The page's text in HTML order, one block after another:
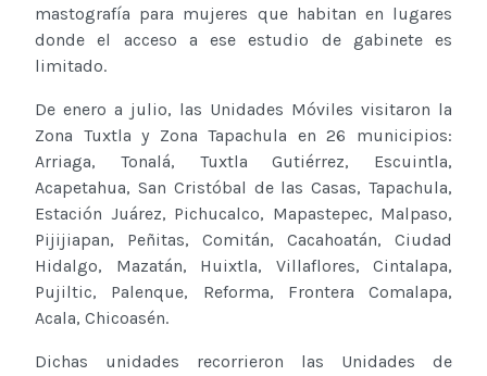
mastografía para mujeres que habitan en lugares
donde el acceso a ese estudio de gabinete es
limitado.
De enero a julio, las Unidades Móviles visitaron la
Zona Tuxtla y Zona Tapachula en 26 municipios:
Arriaga, Tonalá, Tuxtla Gutiérrez, Escuintla,
Acapetahua, San Cristóbal de las Casas, Tapachula,
Estación Juárez, Pichucalco, Mapastepec, Malpaso,
Pijijiapan, Peñitas, Comitán, Cacahoatán, Ciudad
Hidalgo, Mazatán, Huixtla, Villaflores, Cintalapa,
Pujiltic, Palenque, Reforma, Frontera Comalapa,
Acala, Chicoasén.
Dichas unidades recorrieron las Unidades de